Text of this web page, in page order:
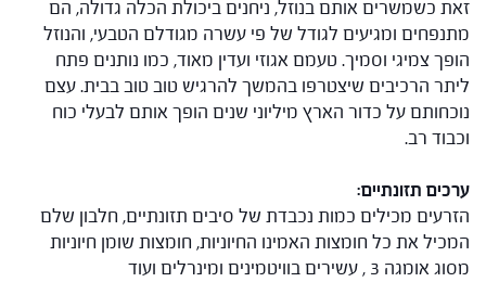
זאת כשמשרים אותם בנוזל, ניחנים ביכולת הכלה גדולה, הם
מתנפחים ומגיעים לגודל של פי עשרה מגודלם הטבעי, והנוזל
הופך צמיגי וסמיך. טעמם אגוזי ועדין מאוד, כמו נותנים פתח
ליתר הרכיבים שיצטרפו בהמשך להרגיש טוב טוב בבית. עצם
נוכחותם על כדור הארץ מיליוני שנים הופך אותם לבעלי כוח
וכבוד רב.
ערכים תזונתיים:
הזרעים מכילים כמות נכבדת של סיבים תזונתיים, חלבון שלם
המכיל את כל חומצות האמינו החיוניות, חומצות שומן חיוניות
מסוג אומגה 3 , עשירים בוויטמינים ומינרלים ועוד